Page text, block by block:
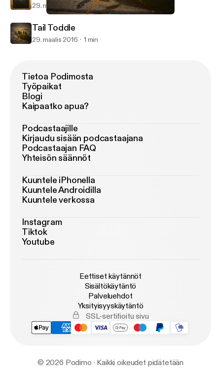
Pod för Bin
29. maalis 2016 1 min
Tail Toddle
29. maalis 2016 1 min
Tietoa Podimosta
Työpaikat
Blogi
Kaipaatko apua?
Podcastaajille
Kirjaudu sisään podcastaajana
Podcastaajan FAQ
Yhteisön säännöt
Kuuntele iPhonella
Kuuntele Androidilla
Kuuntele verkossa
Instagram
Tiktok
Youtube
Eettiset käytännöt
Sisältökäytäntö
Palveluehdot
Yksityisyyskäytäntö
SSL-sertifioitu sivu
© 2026 Podimo · Kaikki oikeudet pidätetään